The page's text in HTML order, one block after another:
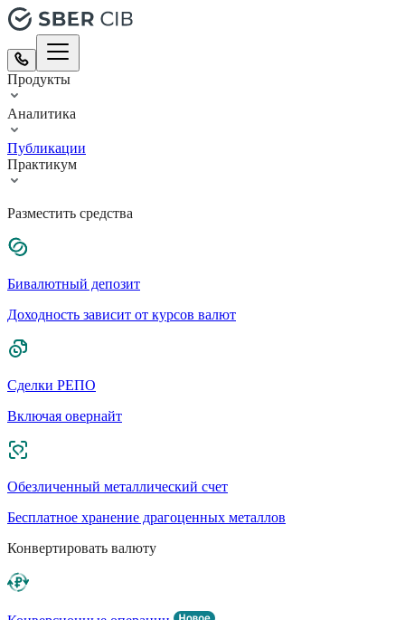
Продукты
Аналитика
Публикации
Практикум
Разместить средства
Бивалютный депозит
Доходность зависит от курсов валют
Сделки РЕПО
Включая овернайт
Обезличенный металлический счет
Бесплатное хранение драгоценных металлов
Конвертировать валюту